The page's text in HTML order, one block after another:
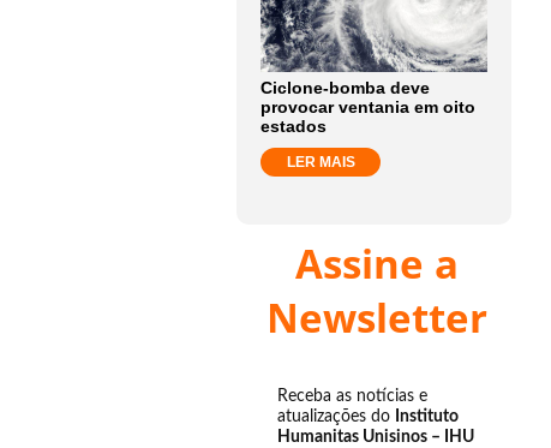
Ciclone-bomba deve
provocar ventania em oito
estados
LER MAIS
Assine a
Newsletter
Receba as notícias e
atualizações do Instituto
Humanitas Unisinos – IHU